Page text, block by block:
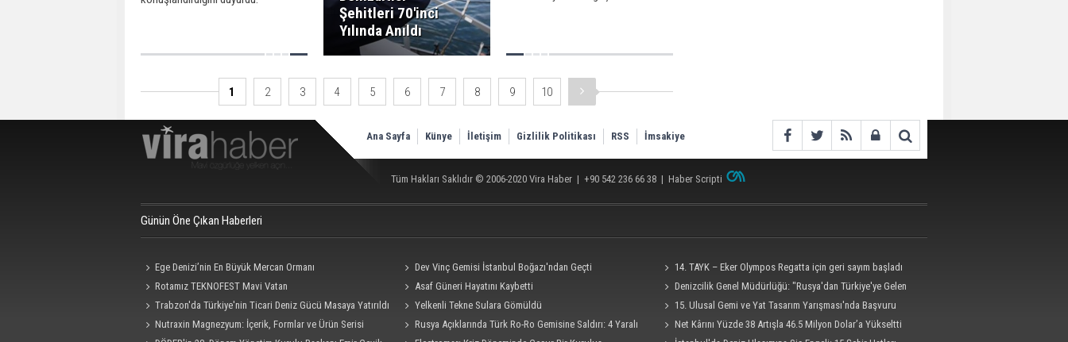
Şehitleri 70'inci
Yılında Anıldı
1 2 3 4 5 6 7 8 9 10
Ana Sayfa Künye İletişim Gizlilik Politikası RSS İmsakiye
Tüm Hakları Saklıdır © 2006-2020 Vira Haber | +90 542 236 66 38 | Haber Scripti
Günün Öne Çıkan Haberleri
Ege Denizi’nin En Büyük Mercan Ormanı Dev Vinç Gemisi İstanbul Boğazı'ndan Geçti
14. TAYK – Eker Olympos Regatta için geri sayım başladı
Rotamız TEKNOFEST Mavi Vatan
Asaf Güneri Hayatını Kaybetti
Denizcilik Genel Müdürlüğü: "Rusya'dan Türkiye'ye Gelen
Ro-Ro Gemisi Dron Saldırısına Uğradı"
Trabzon'da Türkiye'nin Ticari Deniz Gücü Masaya Yatırıldı Yelkenli Tekne Sulara Gömüldü
15. Ulusal Gemi ve Yat Tasarım Yarışması'nda Başvuru
Süresi 4 Eylül'e Uzatıldı
Nutraxin Magnezyum: İçerik, Formlar ve Ürün Serisi
Rusya Açıklarında Türk Ro-Ro Gemisine Saldırı: 4 Yaralı
Net Kârını Yüzde 38 Artışla 46.5 Milyon Dolar’a Yükseltti